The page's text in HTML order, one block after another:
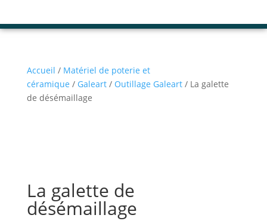
Accueil / Matériel de poterie et
céramique / Galeart/ Outillage Galeart/ La galette
de désémaillage
La galette de
désémaillage